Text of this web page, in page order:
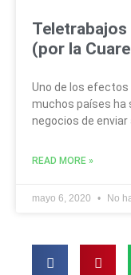
(por la
Uno de los
muchos países ha
negocios de
READ MORE »
mayo 6, 2020 No